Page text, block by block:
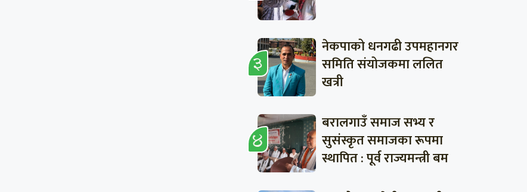
नेकपाको धनगढी उपमहानगर
समिति संयोजकमा ललित
खत्री
बरालगाउँ समाज सभ्य र
सुसंस्कृत समाजका रूपमा
स्थापित : पूर्व राज्यमन्त्री बम